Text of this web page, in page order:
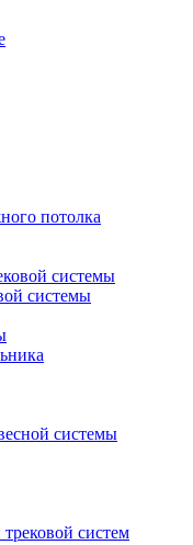
потолка
системы
системы
системы
систем